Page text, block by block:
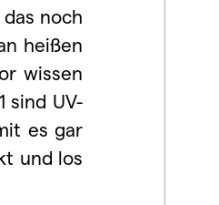
noch
heißen
wissen
sind UV-
es gar
und los